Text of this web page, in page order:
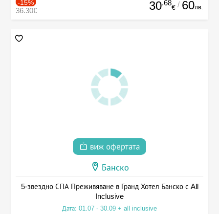
-15%
36.30€ 30.68
€ / 60лв.
виж офертата
Банско
5-звездно СПА Преживяване в Гранд Хотел Банско с All
Inclusive
Дата: 01.07 - 30.09 + all inclusive